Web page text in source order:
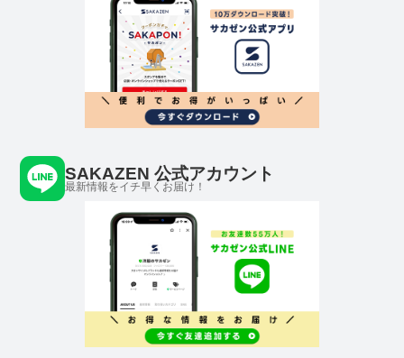
SAKAZEN 公式アカウント
最新情報をイチ早くお届け！